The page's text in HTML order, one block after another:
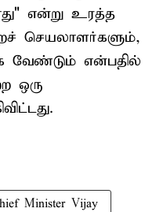
என்று உரத்த
செயலாளர்களும்,
வேண்டும் என்பதில்
ஒரு
Minister Vijay